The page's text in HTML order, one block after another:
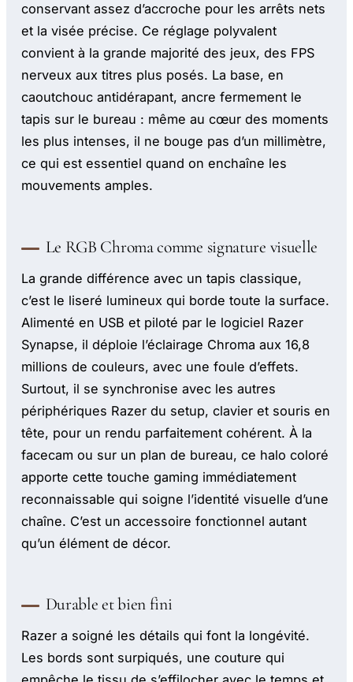
conservant assez d’accroche pour les arrêts nets
et la visée précise. Ce réglage polyvalent
convient à la grande majorité des jeux, des FPS
nerveux aux titres plus posés. La base, en
caoutchouc antidérapant, ancre fermement le
tapis sur le bureau : même au cœur des moments
les plus intenses, il ne bouge pas d’un millimètre,
ce qui est essentiel quand on enchaîne les
mouvements amples.
Le RGB Chroma comme signature visuelle
La grande différence avec un tapis classique,
c’est le liseré lumineux qui borde toute la surface.
Alimenté en USB et piloté par le logiciel Razer
Synapse, il déploie l’éclairage Chroma aux 16,8
millions de couleurs, avec une foule d’effets.
Surtout, il se synchronise avec les autres
périphériques Razer du setup, clavier et souris en
tête, pour un rendu parfaitement cohérent. À la
facecam ou sur un plan de bureau, ce halo coloré
apporte cette touche gaming immédiatement
reconnaissable qui soigne l’identité visuelle d’une
chaîne. C’est un accessoire fonctionnel autant
qu’un élément de décor.
Durable et bien fini
Razer a soigné les détails qui font la longévité.
Les bords sont surpiqués, une couture qui